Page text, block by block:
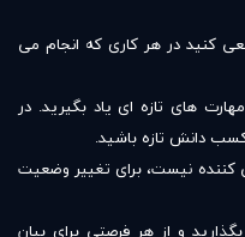
کنید در هر کاری که انجام می
های تازه ای یاد بگیرید. در
دانش تازه باشید.
نیست، برای تغییر وضعیت
و از هر فرصتی برای بیان